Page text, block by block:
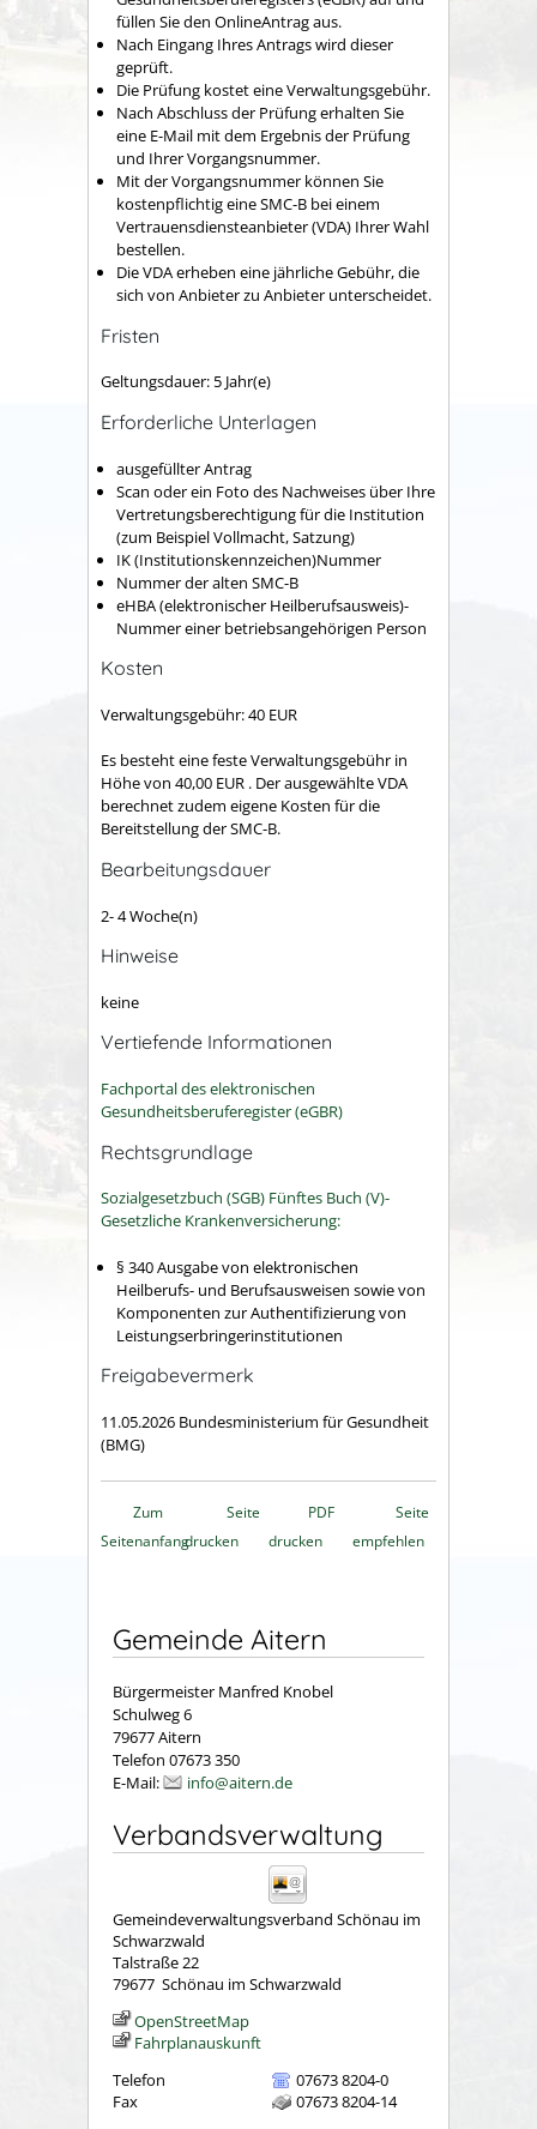
füllen Sie den OnlineAntrag aus.
Nach Eingang Ihres Antrags wird dieser
geprüft.
Die Prüfung kostet eine Verwaltungsgebühr.
Nach Abschluss der Prüfung erhalten Sie
eine E-Mail mit dem Ergebnis der Prüfung
und Ihrer Vorgangsnummer.
Mit der Vorgangsnummer können Sie
kostenpflichtig eine SMC-B bei einem
Vertrauensdiensteanbieter (VDA) Ihrer Wahl
bestellen.
Die VDA erheben eine jährliche Gebühr, die
sich von Anbieter zu Anbieter unterscheidet.
Fristen
Geltungsdauer: 5 Jahr(e)
Erforderliche Unterlagen
ausgefüllter Antrag
Scan oder ein Foto des Nachweises über Ihre
Vertretungsberechtigung für die Institution
(zum Beispiel Vollmacht, Satzung)
IK (Institutionskennzeichen)Nummer
Nummer der alten SMC-B
eHBA (elektronischer Heilberufsausweis)-
Nummer einer betriebsangehörigen Person
Kosten
Verwaltungsgebühr: 40 EUR
Es besteht eine feste Verwaltungsgebühr in
Höhe von 40,00 EUR . Der ausgewählte VDA
berechnet zudem eigene Kosten für die
Bereitstellung der SMC-B.
Bearbeitungsdauer
2- 4 Woche(n)
Hinweise
keine
Vertiefende Informationen
Fachportal des elektronischen
Gesundheitsberuferegister (eGBR)
Rechtsgrundlage
Sozialgesetzbuch (SGB) Fünftes Buch (V)-
Gesetzliche Krankenversicherung:
§ 340 Ausgabe von elektronischen
Heilberufs- und Berufsausweisen sowie von
Komponenten zur Authentifizierung von
Leistungserbringerinstitutionen
Freigabevermerk
11.05.2026 Bundesministerium für Gesundheit
(BMG)
Zum
Seitenanfang
Seite
drucken
PDF
drucken
Seite
empfehlen
Gemeinde Aitern
Bürgermeister Manfred Knobel
Schulweg 6
79677 Aitern
Telefon 07673 350
E-Mail:
info@aitern.de
Verbandsverwaltung
Gemeindeverwaltungsverband Schönau im
Schwarzwald
Talstraße 22
79677 Schönau im Schwarzwald
OpenStreetMap
Fahrplanauskunft
Telefon
07673 8204-0
Fax
07673 8204-14